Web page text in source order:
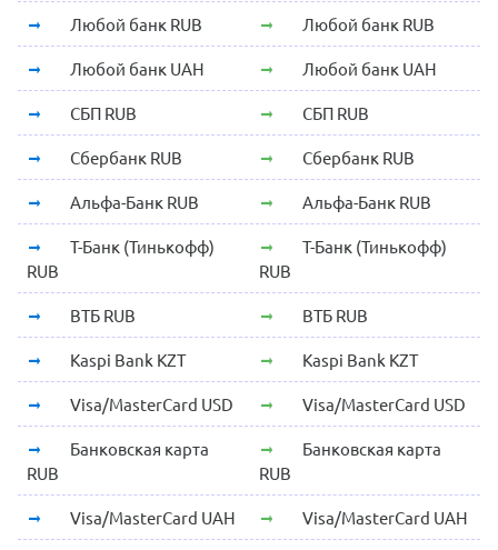
Любой банк RUB Любой банк RUB
Любой банк UAH Любой банк UAH
СБП RUB СБП RUB
Сбербанк RUB Сбербанк RUB
Альфа-Банк RUB Альфа-Банк RUB
Т-Банк (Тинькофф)
RUB
Т-Банк (Тинькофф)
RUB
ВТБ RUB ВТБ RUB
Kaspi Bank KZT Kaspi Bank KZT
Visa/MasterCard USD Visa/MasterCard USD
Банковская карта
RUB
Банковская карта
RUB
Visa/MasterCard UAH Visa/MasterCard UAH